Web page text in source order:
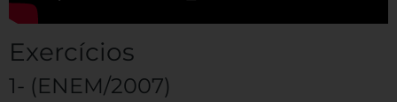
Exercícios
1- (ENEM/2007)